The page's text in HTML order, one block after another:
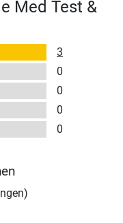
Med Test &
3
0
0
0
0